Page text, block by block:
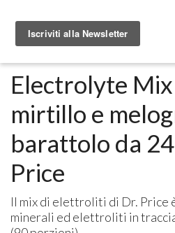
Electrolyte
mirtillo e
barattolo da
Price
Il mix di elettroliti di Dr. Price
minerali ed elettroliti in